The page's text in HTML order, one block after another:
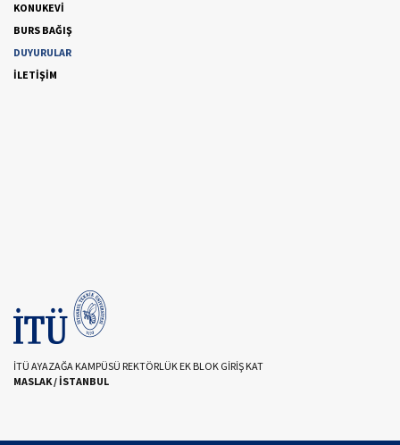
KONUKEVİ
BURS BAĞIŞ
DUYURULAR
İLETİŞİM
İTÜ AYAZAĞA KAMPÜSÜ REKTÖRLÜK EK BLOK GİRİŞ KAT
MASLAK / İSTANBUL